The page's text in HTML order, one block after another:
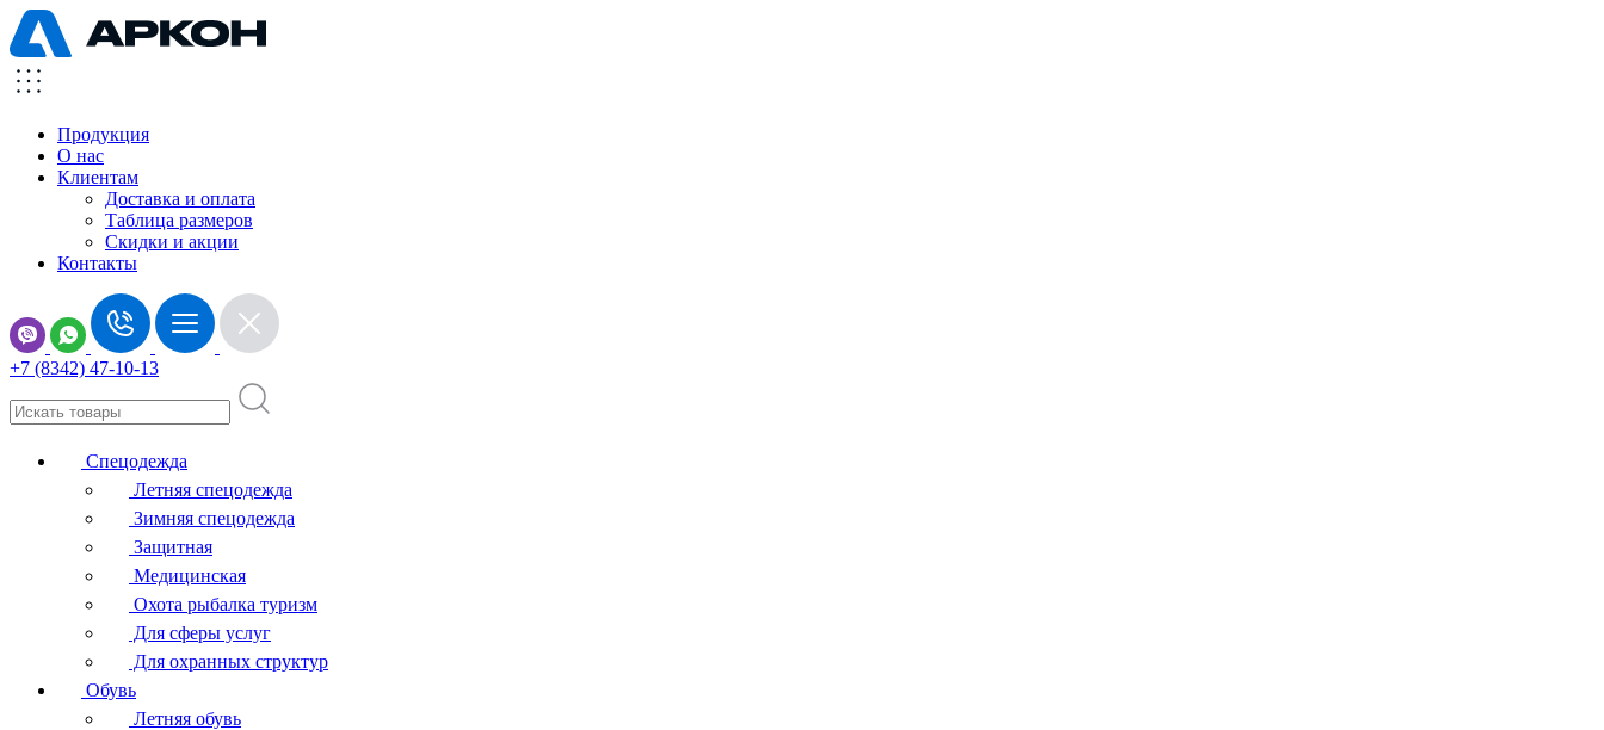
Продукция
О нас
Клиентам
Доставка и оплата
Таблица размеров
Скидки и акции
Контакты
+7 (8342) 47-10-13
Спецодежда
Летняя спецодежда
Зимняя спецодежда
Защитная
Медицинская
Охота рыбалка туризм
Для сферы услуг
Для охранных структур
Обувь
Летняя обувь